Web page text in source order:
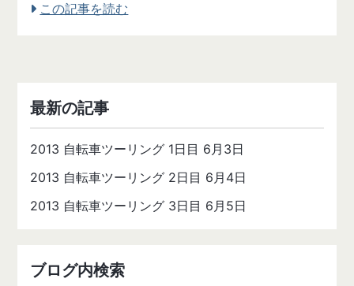
この記事を読む
最新の記事
2013 自転車ツーリング 1日目 6月3日
2013 自転車ツーリング 2日目 6月4日
2013 自転車ツーリング 3日目 6月5日
ブログ内検索